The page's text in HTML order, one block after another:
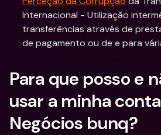
Internacional - Utilização
transferências através de
de pagamento ou de e para
Para que posso e
usar a minha
Negócios bunq?